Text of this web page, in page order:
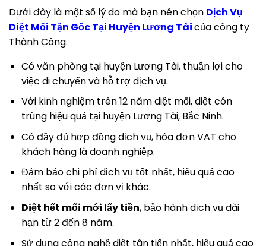
Dưới đây là một số lý do mà bạn nên chọn Dịch Vụ
Diệt Mối Tận Gốc Tại Huyện Lương Tàicủa công ty
Thành Công.
Có văn phòng tại huyện Lương Tài, thuận lợi cho
việc di chuyển và hỗ trợ dịch vụ.
Với kinh nghiệm trên 12 năm diệt mối, diệt côn
trùng hiệu quả tại huyện Lương Tài, Bắc Ninh.
Có đầy đủ hợp đồng dịch vụ, hóa đơn VAT cho
khách hàng là doanh nghiệp.
Đảm bảo chi phí dịch vụ tốt nhất, hiệu quả cao
nhất so với các đơn vị khác.
Diệt hết mối mới lấy tiền, bảo hành dịch vụ dài
hạn từ 2 đến 8 năm.
Sử dụng công nghệ diệt tân tiến nhất, hiệu quả cao